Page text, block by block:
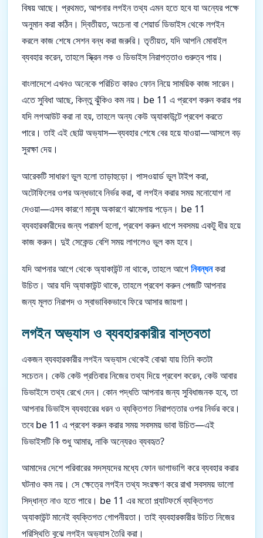
বিষয় আছে। প্রথমত, আপনার লগইন তথ্য এমন হতে হবে যা অন্যের পক্ষে
অনুমান করা কঠিন। দ্বিতীয়ত, অচেনা বা শেয়ার্ড ডিভাইস থেকে লগইন
করলে কাজ শেষে সেশন বন্ধ করা জরুরি। তৃতীয়ত, যদি আপনি মোবাইল
ব্যবহার করেন, তাহলে স্ক্রিন লক ও ডিভাইস নিরাপত্তাও গুরুত্ব পায়।
বাংলাদেশে এখনও অনেকে পরিচিত কারও ফোন নিয়ে সাময়িক কাজ সারেন।
এতে সুবিধা আছে, কিন্তু ঝুঁকিও কম নয়। be 11 এ প্রবেশ করুন করার পর
যদি লগআউট করা না হয়, তাহলে অন্য কেউ অ্যাকাউন্টে প্রবেশ করতে
পারে। তাই এই ছোট্ট অভ্যাস—ব্যবহার শেষে বের হয়ে যাওয়া—আসলে বড়
সুরক্ষা দেয়।
আরেকটি সাধারণ ভুল হলো তাড়াহুড়ো। পাসওয়ার্ড ভুল টাইপ করা,
অটোফিলের ওপর অন্ধভাবে নির্ভর করা, বা লগইন করার সময় মনোযোগ না
দেওয়া—এসব কারণে মানুষ অকারণে ঝামেলায় পড়েন। be 11
ব্যবহারকারীদের জন্য পরামর্শ হলো, প্রবেশ করুন ধাপে সবসময় একটু ধীর হয়ে
কাজ করুন। দুই সেকেন্ড বেশি সময় লাগলেও ভুল কম হবে।
যদি আপনার আগে থেকে অ্যাকাউন্ট না থাকে, তাহলে আগেনিবন্ধনকরা
উচিত। আর যদি অ্যাকাউন্ট থাকে, তাহলে প্রবেশ করুন পেজটি আপনার
জন্য মূলত নিরাপদ ও স্বাভাবিকভাবে ফিরে আসার জায়গা।
লগইন অভ্যাস ও ব্যবহারকারীর বাস্তবতা
একজন ব্যবহারকারীর লগইন অভ্যাস থেকেই বোঝা যায় তিনি কতটা
সচেতন। কেউ কেউ প্রতিবার নিজের তথ্য দিয়ে প্রবেশ করেন, কেউ আবার
ডিভাইসে তথ্য রেখে দেন। কোন পদ্ধতি আপনার জন্য সুবিধাজনক হবে, তা
আপনার ডিভাইস ব্যবহারের ধরন ও ব্যক্তিগত নিরাপত্তার ওপর নির্ভর করে।
তবে be 11 এ প্রবেশ করুন করার সময় সবসময় ভাবা উচিত—এই
ডিভাইসটি কি শুধু আমার, নাকি অন্যেরও ব্যবহৃত?
আমাদের দেশে পরিবারের সদস্যদের মধ্যে ফোন ভাগাভাগি করে ব্যবহার করার
ঘটনাও কম নয়। সে ক্ষেত্রে লগইন তথ্য সংরক্ষণ করে রাখা সবসময় ভালো
সিদ্ধান্ত নাও হতে পারে। be 11 এর মতো প্ল্যাটফর্মে ব্যক্তিগত
অ্যাকাউন্ট মানেই ব্যক্তিগত গোপনীয়তা। তাই ব্যবহারকারীর উচিত নিজের
পরিস্থিতি বুঝে লগইন অভ্যাস তৈরি করা।